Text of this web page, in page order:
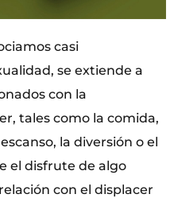
casi
se extiende a
con la
tales como la comida,
la diversión o el
el disfrute de algo
con el displacer